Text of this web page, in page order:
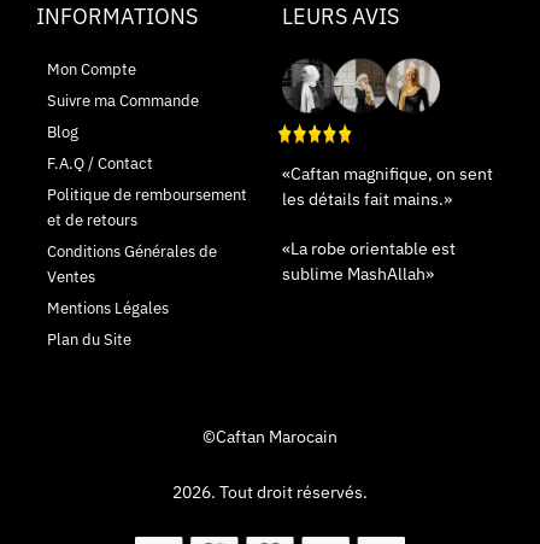
INFORMATIONS
Mon Compte
Suivre ma Commande
Blog
F.A.Q / Contact
Politique de remboursement
et de retours
Conditions Générales de
Ventes
Mentions Légales
Plan du Site
LEURS AVIS
«Caftan magnifique, on sent
les détails fait mains.»
«La robe orientable est
sublime MashAllah»
©Caftan Marocain
2026. Tout droit réservés.